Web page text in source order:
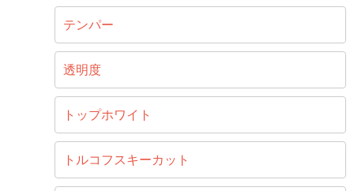
テンパー
透明度
トップホワイト
トルコフスキーカット